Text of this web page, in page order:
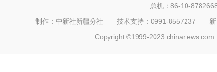
总机：86-10-
制作：中新社新疆分社 技术支持：0991-8557237
Copyright ©1999-2023